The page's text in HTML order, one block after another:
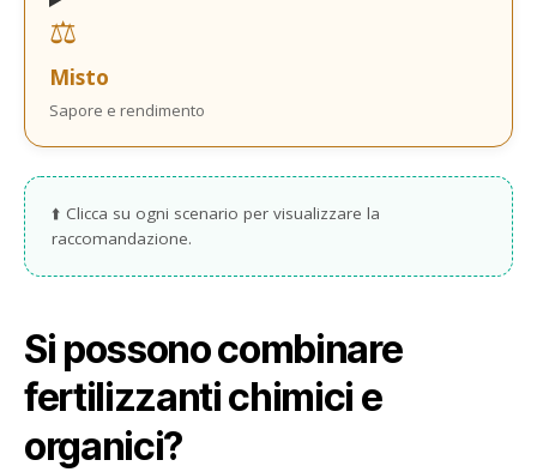
⚖️
Misto
Sapore e rendimento
⬆️ Clicca su ogni scenario per visualizzare la
raccomandazione.
Si possono combinare
fertilizzanti chimici e
organici?